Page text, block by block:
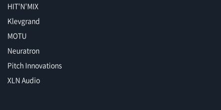
HIT'N'MIX
Klevgrand
MOTU
Neuratron
Pitch Innovations
XLN Audio